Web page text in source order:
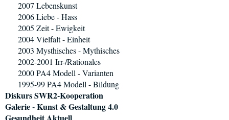
2007 Lebenskunst
2006 Liebe - Hass
2005 Zeit - Ewigkeit
2004 Vielfalt - Einheit
2003 Mysthisches - Mythisches
2002-2001 Irr-/Rationales
2000 PA4 Modell - Varianten
1995-99 PA4 Modell - Bildung
Diskurs SWR2-Kooperation
Galerie - Kunst & Gestaltung 4.0